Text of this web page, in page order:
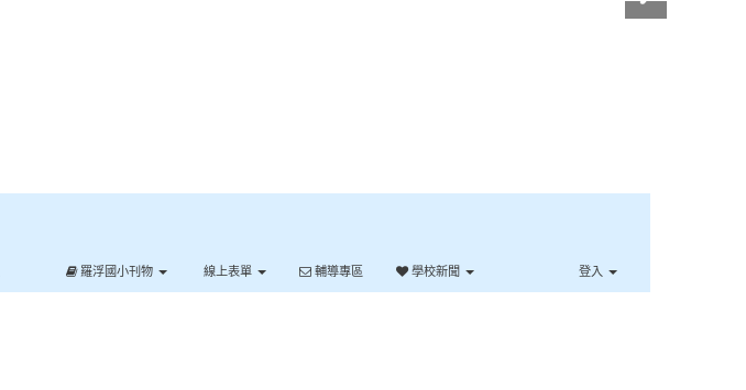
羅浮國小刊物 線上表單 輔導專區 學校新聞 登入